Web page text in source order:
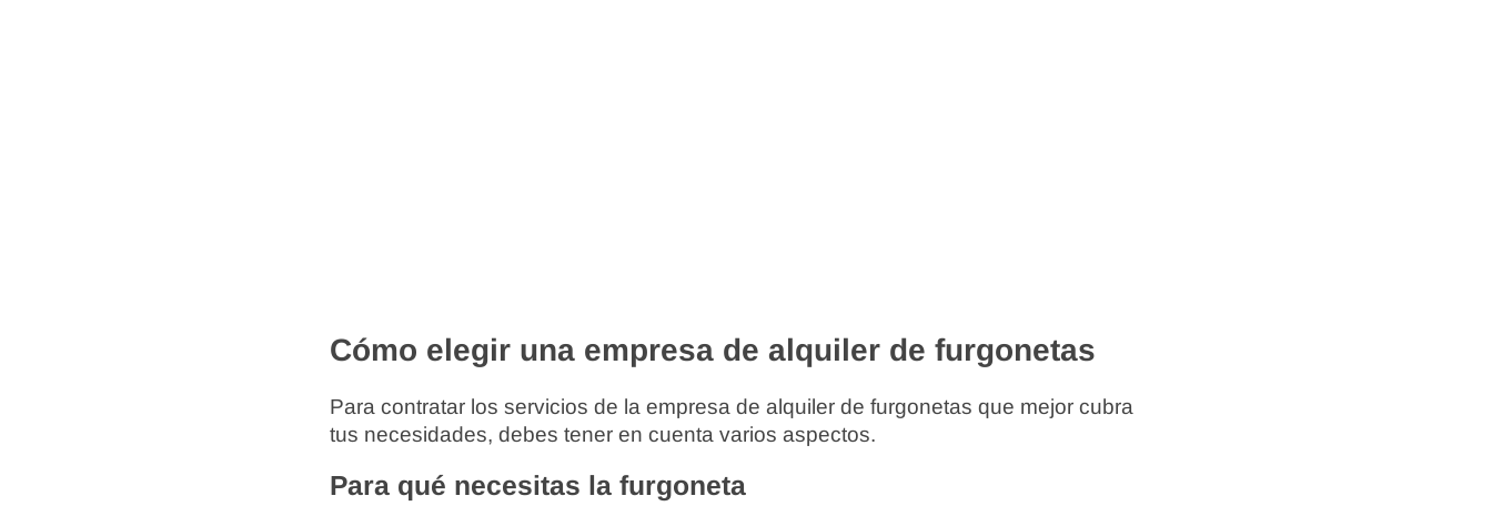
Cómo elegir una empresa de alquiler de furgonetas
Para contratar los servicios de la empresa de alquiler de furgonetas que mejor cubra
tus necesidades, debes tener en cuenta varios aspectos.
Para qué necesitas la furgoneta